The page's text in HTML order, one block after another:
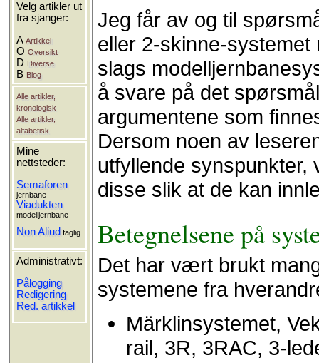
Velg artikler ut
fra sjanger:
AArtikkel
OOversikt
D Diverse
B Blog
Alle artikler,
kronologisk
Alle artikler,
alfabetisk
Mine
nettsteder:
Semaforen
jernbane
Viadukten
modelljernbane
Non Aliud faglig
Administrativt:
Pålogging
Redigering
Red. artikkel
Jeg får av og til
eller 2-skinne-
slags
å svare på det
argumentene som
Dersom noen av
utfyllende
disse slik at de kan
Betegnelsene på
Det har vært brukt
systemene fra
Märklinsystemet,
rail, 3R, 3RAC, 3-